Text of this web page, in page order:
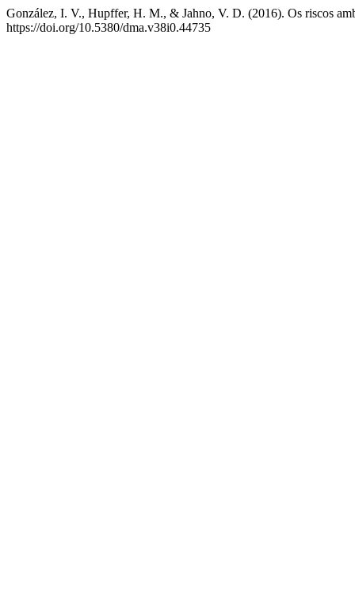
González, I. V., Hupffer, H. M., & Jahno, V. D. (2016). Os riscos
https://doi.org/10.5380/dma.v38i0.44735